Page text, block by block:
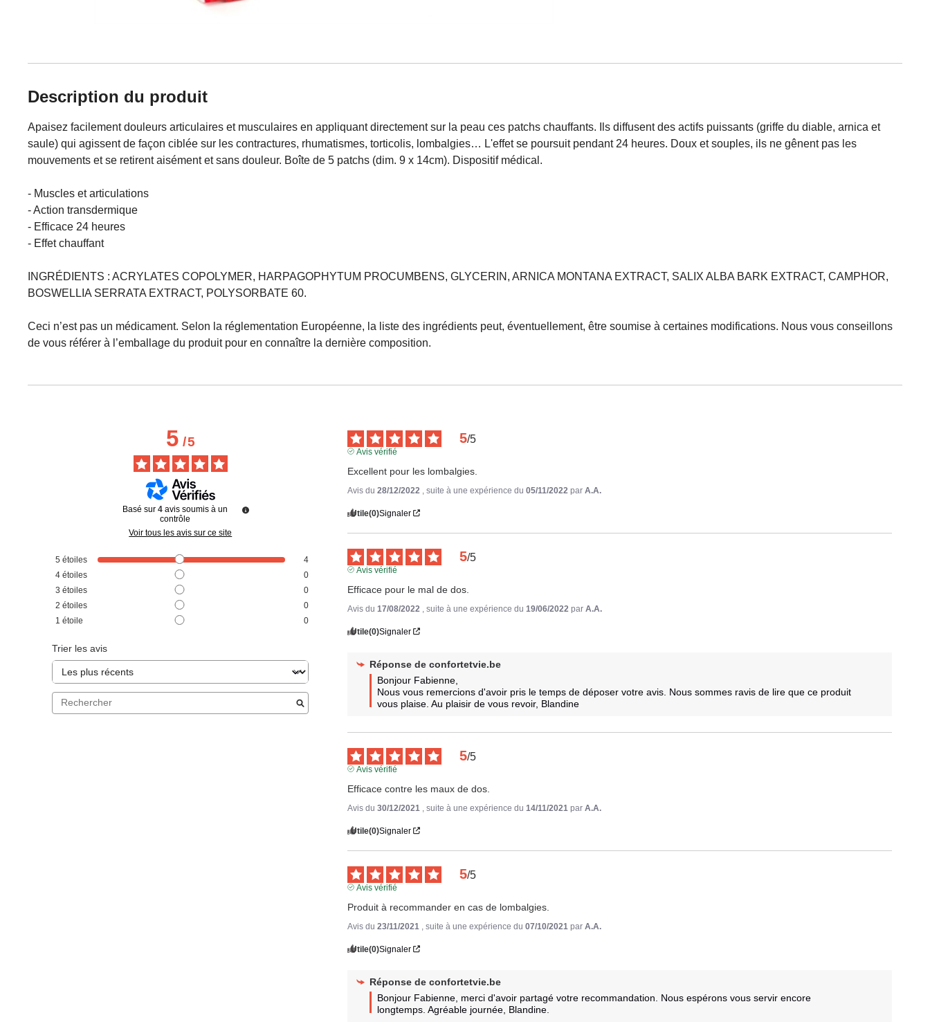
Description du produit
Apaisez facilement douleurs articulaires et musculaires en appliquant directement sur la peau ces patchs chauffants. Ils diffusent des actifs puissants (griffe du diable, arnica et
saule) qui agissent de façon ciblée sur les contractures, rhumatismes, torticolis, lombalgies… L'effet se poursuit pendant 24 heures. Doux et souples, ils ne gênent pas les
mouvements et se retirent aisément et sans douleur. Boîte de 5 patchs (dim. 9 x 14cm). Dispositif médical.
- Muscles et articulations
- Action transdermique
- Efficace 24 heures
- Effet chauffant
INGRÉDIENTS : ACRYLATES COPOLYMER, HARPAGOPHYTUM PROCUMBENS, GLYCERIN, ARNICA MONTANA EXTRACT, SALIX ALBA BARK EXTRACT, CAMPHOR,
BOSWELLIA SERRATA EXTRACT, POLYSORBATE 60.
Ceci n’est pas un médicament. Selon la réglementation Européenne, la liste des ingrédients peut, éventuellement, être soumise à certaines modifications. Nous vous conseillons
de vous référer à l’emballage du produit pour en connaître la dernière composition.
5/5
Basé sur 4 avis soumis à un
contrôle
Voir tous les avis sur ce site
5 étoiles
4
4 étoiles
0
3 étoiles
0
2 étoiles
0
1 étoile 0
Trier les avis
5/5
Avis vérifié
Excellent pour les lombalgies.
Avis du28/12/2022 , suite à une expérience du05/11/2022 parA.A.
Utile(0)Signaler
5/5
Avis vérifié
Efficace pour le mal de dos.
Avis du 17/08/2022 , suite à une expérience du 19/06/2022 parA.A.
Utile(0)Signaler
Réponse deconfortetvie.be
Bonjour Fabienne,
Nous vous remercions d'avoir pris le temps de déposer votre avis. Nous sommes ravis de lire que ce produit
vous plaise. Au plaisir de vous revoir, Blandine
5/5
Avis vérifié
Efficace contre les maux de dos.
Avis du30/12/2021 , suite à une expérience du 14/11/2021 parA.A.
Utile(0)Signaler
5/5
Avis vérifié
Produit à recommander en cas de lombalgies.
Avis du23/11/2021 , suite à une expérience du07/10/2021 parA.A.
Utile(0)Signaler
Réponse deconfortetvie.be
Bonjour Fabienne, merci d'avoir partagé votre recommandation. Nous espérons vous servir encore
longtemps. Agréable journée, Blandine.